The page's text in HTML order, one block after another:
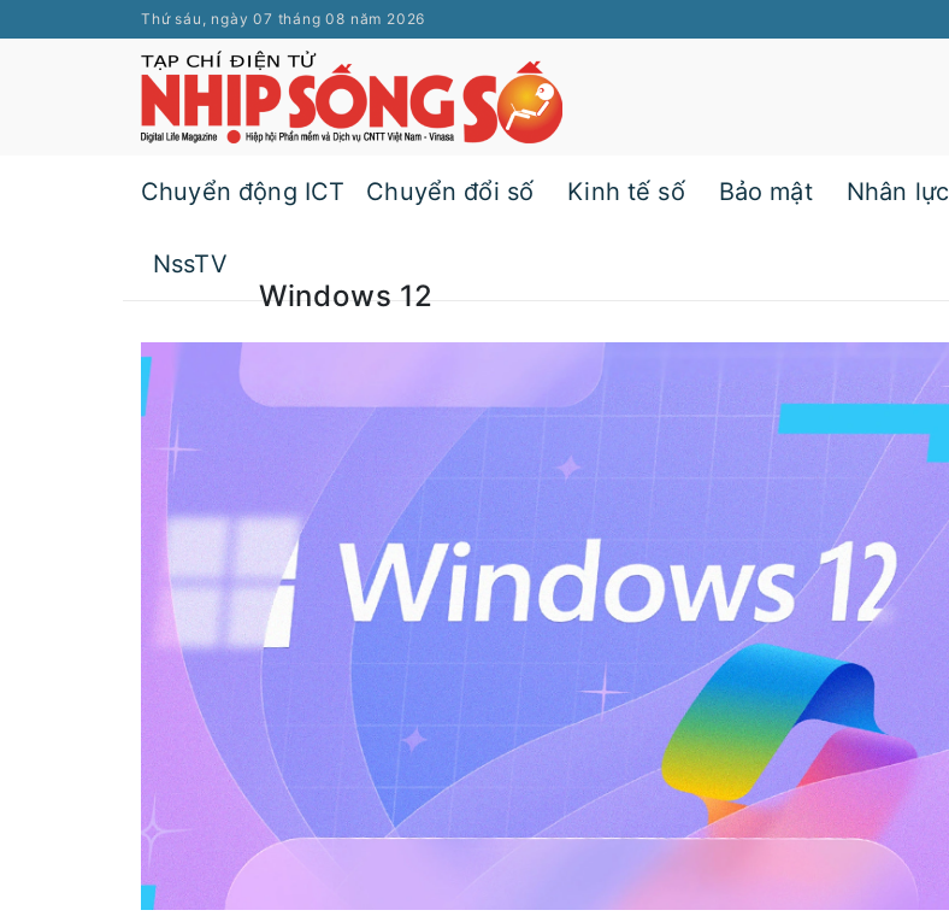
Thứ sáu, ngày 07 tháng 08 năm 2026
Chuyển động ICT Chuyển đổi số Kinh tế số Bảo mật Nhân lực
NssTV
Windows 12